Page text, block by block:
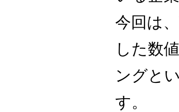
今回は
した数
ングと
す。